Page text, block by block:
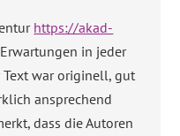
https://akad-
in jeder
war originell, gut
ansprechend
dass die Autoren